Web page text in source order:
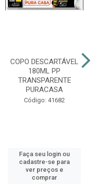
COPO DESCARTÁVEL
180ML PP
TRANSPARENTE
PURACASA
Código: 41682
Faça seu login ou
cadastre-se para
ver preços e
comprar